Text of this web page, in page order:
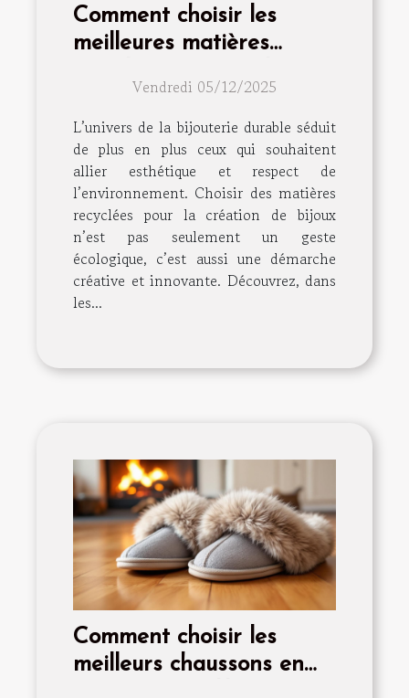
Comment choisir les
meilleures matières
Vendredi 05/12/2025
L’univers de la bijouterie durable séduit
de plus en plus ceux qui souhaitent
allier esthétique et respect de
l’environnement. Choisir des matières
recyclées pour la création de bijoux
n’est pas seulement un geste
écologique, c’est aussi une démarche
créative et innovante. Découvrez, dans
les...
Comment choisir les
meilleurs chaussons en